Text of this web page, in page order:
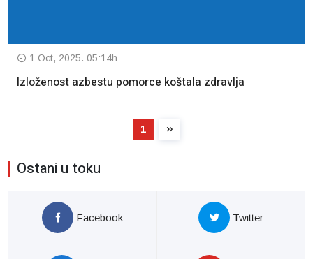
1 Oct, 2025. 05:14h
Izloženost azbestu pomorce koštala zdravlja
1
Ostani u toku
Facebook Twitter